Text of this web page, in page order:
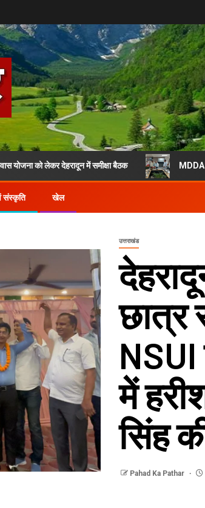
लेकर देहरादून में समीक्षा बैठक MDDA की बोर्ड
संस्कृति खेल
उत्तराखंड
छात्र
NSUI
में
सिंह
Pahad Ka Pathar